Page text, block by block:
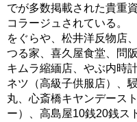
でが多数掲載された貴重
コラージュされている。
をぐらや、松井洋反物店
つる家、喜久屋食堂、問
キムラ縮緬店、やぶ内時
ネツ（高級子供服店）、
丸、心斎橋キヤンデース
ー）、高島屋10銭20銭ス